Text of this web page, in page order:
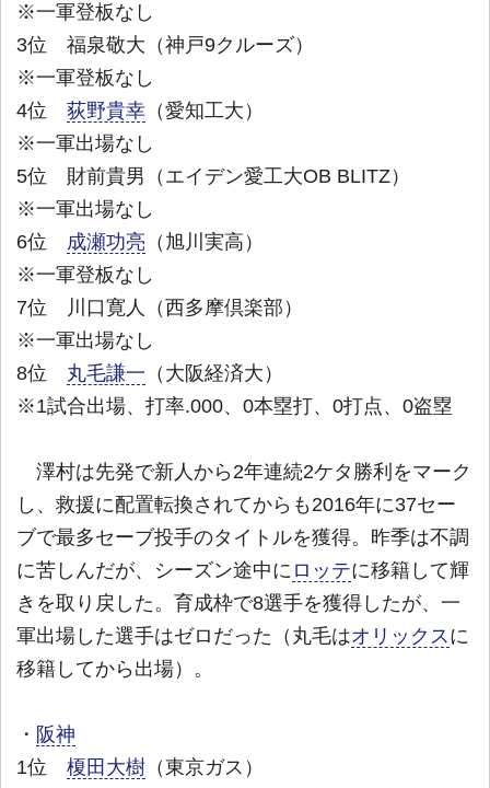
※一軍登板なし
3位 福泉敬大（神戸9クルーズ）
※一軍登板なし
4位 荻野貴幸 （愛知工大）
※一軍出場なし
5位 財前貴男（エイデン愛工大OB BLITZ）
※一軍出場なし
6位 成瀬功亮 （旭川実高）
※一軍登板なし
7位 川口寛人（西多摩倶楽部）
※一軍出場なし
8位 丸毛謙一 （大阪経済大）
※1試合出場、打率.000、0本塁打、0打点、0盗塁
澤村は先発で新人から2年連続2ケタ勝利をマーク
し、救援に配置転換されてからも2016年に37セー
ブで最多セーブ投手のタイトルを獲得。昨季は不調
に苦しんだが、シーズン途中に ロッテに移籍して輝
きを取り戻した。育成枠で8選手を獲得したが、一
軍出場した選手はゼロだった（丸毛はオリックスに
移籍してから出場）。
・ 阪神
1位 榎田大樹 （東京ガス）